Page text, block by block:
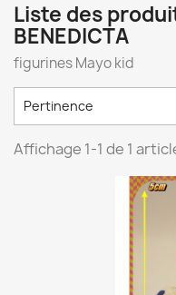
Liste des
BENEDICTA
figurines Mayo kid
Pertinence
Affichage 1-1 de 1